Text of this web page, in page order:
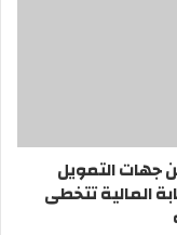
جهات التمويل
المالية تتخطى